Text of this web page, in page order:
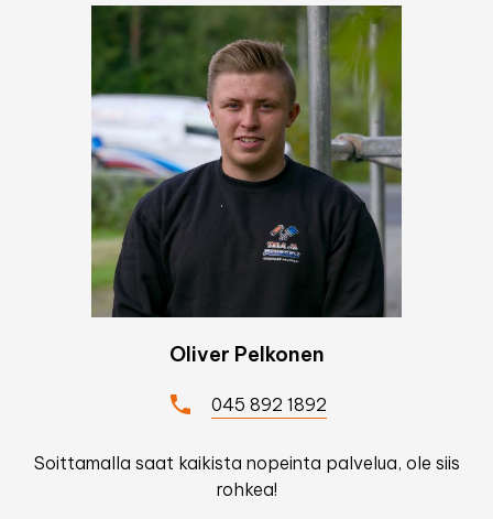
Oliver Pelkonen
045 892 1892
Soittamalla saat kaikista nopeinta palvelua, ole siis
rohkea!